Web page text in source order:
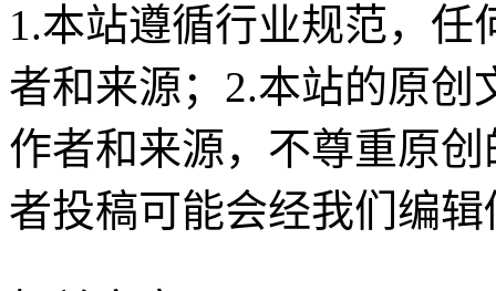
1.本站遵循行业规范，
者和来源；2.本站的原
作者和来源，不尊重原
者投稿可能会经我们编